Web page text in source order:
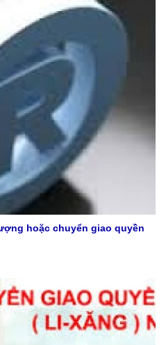
hoặc chuyển giao quyền